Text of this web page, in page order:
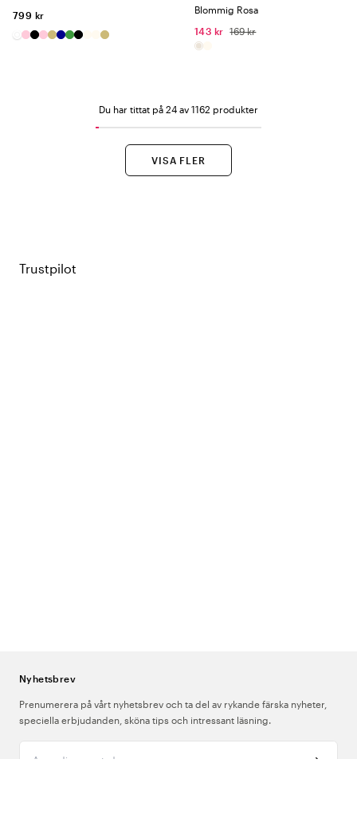
799 kr
Blommig Rosa
143 kr
169 kr
Du har tittat på 24 av 1162 produkter
VISA FLER
Trustpilot
Nyhetsbrev
Prenumerera på vårt nyhetsbrev och ta del av rykande färska nyheter,
speciella erbjudanden, sköna tips och intressant läsning.